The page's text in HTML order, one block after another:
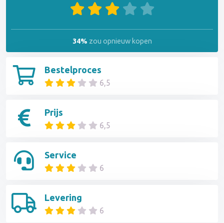
Bestelproces
6,5
Prijs
6,5
Service
6
Levering
6
34% zou opnieuw kopen